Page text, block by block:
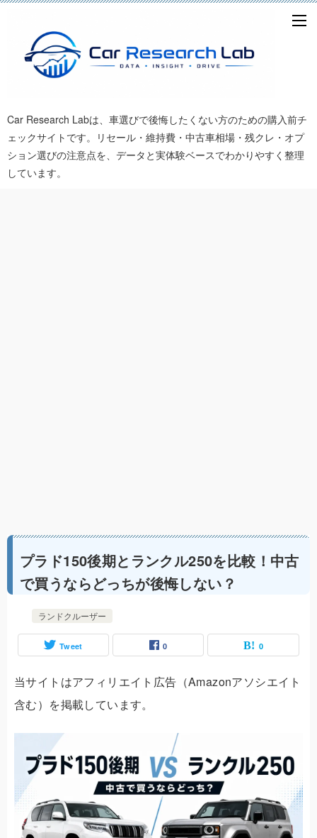
Car Research Labは、車選びで後悔したくない方のための購入前チ
ェックサイトです。リセール・維持費・中古車相場・残クレ・オプ
ション選びの注意点を、データと実体験ベースでわかりやすく整理
しています。
プラド150後期とランクル250を比較！中古
で買うならどっちが後悔しない？
ランドクルーザー
Tweet 0 0
当サイトはアフィリエイト広告（Amazonアソシエイト
含む）を掲載しています。